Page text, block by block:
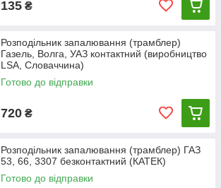
135 ₴
Розподільник запалювання (трамблер)
Газель, Волга, УАЗ контактний (виробництво
LSA, Словаччина)
Готово до відправки
720 ₴
Розподільник запалювання (трамблер) ГАЗ
53, 66, 3307 безконтактний (КАТЕК)
Готово до відправки